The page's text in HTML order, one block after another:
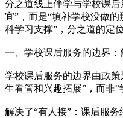
分之道线上伴学与学校课
宜”，而是“填补学校没做
科学习支撑”，分之道的定
一、学校课后服务的边界
学校课后服务的边界由政
生看管和兴趣拓展”，而非“
解决了“有人接”：课后服